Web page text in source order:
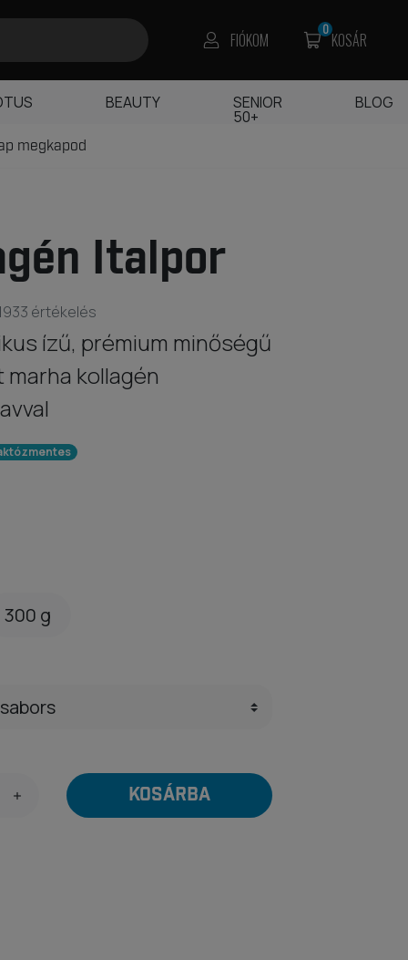
megkapod
Italpor
értékelés
ízű, prémium minőségű
kollagén
300 g
KOSÁRBA
FIÓKOM KOSÁR
0
BEAUTY SENIOR
50+
BLOG